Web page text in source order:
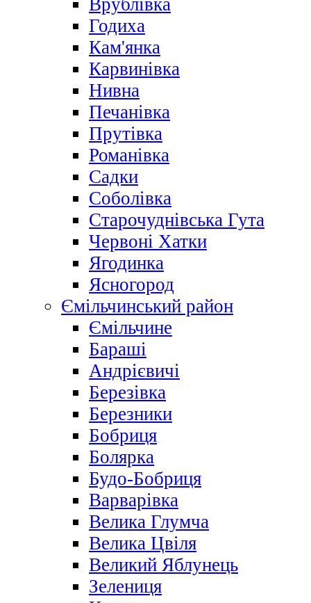
Врублівка
Годиха
Кам'янка
Карвинівка
Нивна
Печанівка
Прутівка
Романівка
Садки
Соболівка
Старочуднівська Гута
Червоні Хатки
Ягодинка
Ясногород
Ємільчинський район
Ємільчине
Бараші
Андрієвичі
Березівка
Березники
Бобриця
Болярка
Будо-Бобриця
Варварівка
Велика Глумча
Велика Цвіля
Великий Яблунець
Зелениця